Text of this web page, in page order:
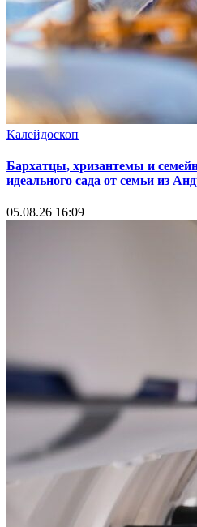
Калейдоскоп
Бархатцы, хризантемы и
идеального сада от семьи из
05.08.26 16:09